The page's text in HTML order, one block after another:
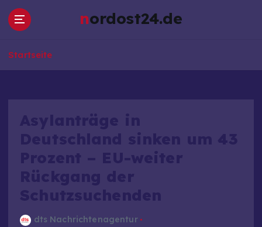
h
nordost24.de
Startseite
dts Nachrichtenagentur